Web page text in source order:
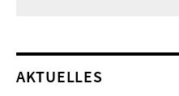
AKTUELLES